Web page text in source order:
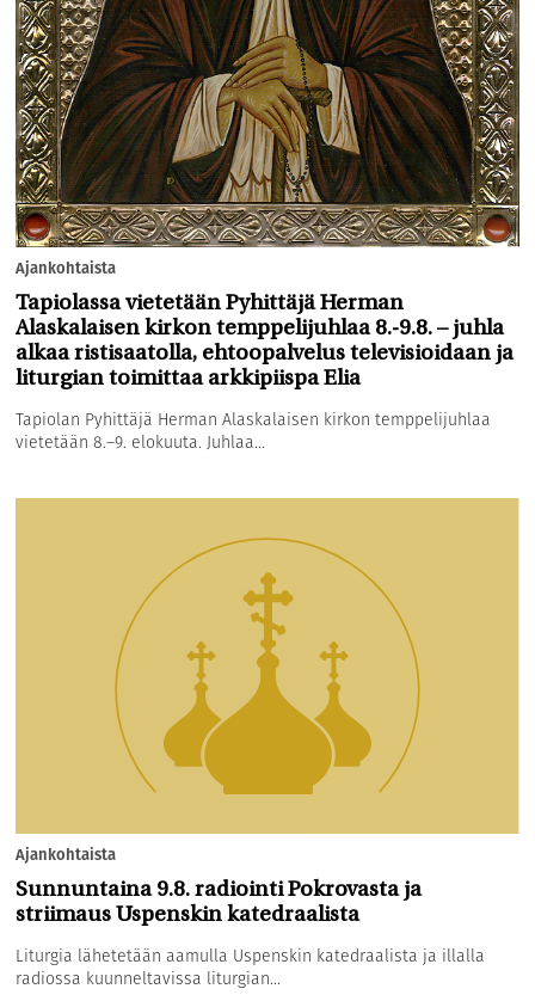
Ajankohtaista
Tapiolassa vietetään Pyhittäjä Herman
Alaskalaisen kirkon temppelijuhlaa 8.-9.8. – juhla
alkaa ristisaatolla, ehtoopalvelus televisioidaan ja
liturgian toimittaa arkkipiispa Elia
Tapiolan Pyhittäjä Herman Alaskalaisen kirkon temppelijuhlaa
vietetään 8.–9. elokuuta. Juhlaa...
Ajankohtaista
Sunnuntaina 9.8. radiointi Pokrovasta ja
striimaus Uspenskin katedraalista
Liturgia lähetetään aamulla Uspenskin katedraalista ja illalla
radiossa kuunneltavissa liturgian...